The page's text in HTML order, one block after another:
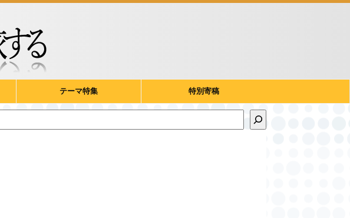
テーマ特集 特別寄稿